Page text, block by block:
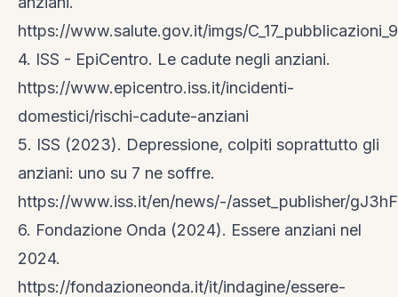
https://www.salute.gov.it/imgs/
4. ISS - EpiCentro. Le cadute negli anziani.
https://www.epicentro.iss.it/incidenti-
domestici/rischi-cadute-anziani
5. ISS (2023). Depressione, colpiti soprattutto gli
anziani: uno su 7 ne soffre.
https://www.iss.it/en/news/-/asset_publisher/
6. Fondazione Onda (2024). Essere anziani nel
2024.
https://fondazioneonda.it/it/indagine/essere-